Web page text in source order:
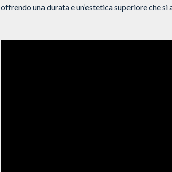
offrendo una durata e un’estetica superiore che